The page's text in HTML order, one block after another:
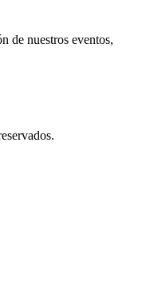
de nuestros eventos,